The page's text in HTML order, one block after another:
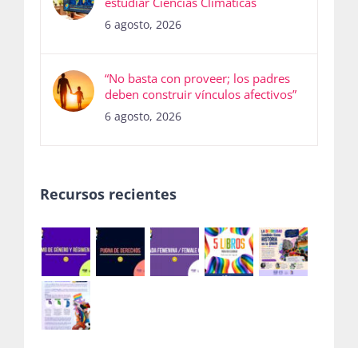
estudiar Ciencias Climáticas
6 agosto, 2026
“No basta con proveer; los padres
deben construir vínculos afectivos”
6 agosto, 2026
Recursos recientes